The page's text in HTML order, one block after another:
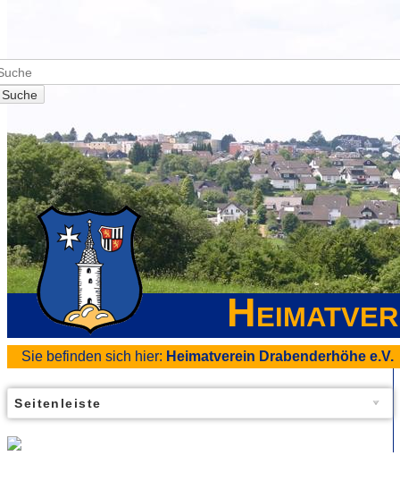
Suche
Sie befinden sich hier: Heimatverein Drabenderhöhe e.V.
Seitenleiste